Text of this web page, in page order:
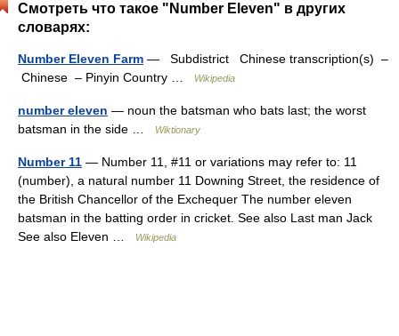
Смотреть что такое "Number Eleven" в других
словарях:
Number Eleven Farm — Subdistrict Chinese transcription(s) –
Chinese – Pinyin Country …
Wikipedia
number eleven — noun the batsman who bats last; the worst
batsman in the side …
Wiktionary
Number 11 — Number 11, #11 or variations may refer to: 11
(number), a natural number 11 Downing Street, the residence of
the British Chancellor of the Exchequer The number eleven
batsman in the batting order in cricket. See also Last man Jack
See also Eleven …
Wikipedia